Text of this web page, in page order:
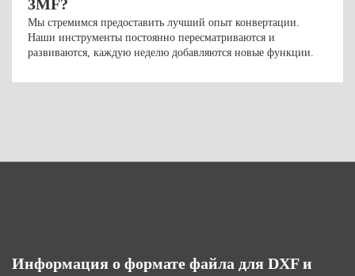
3MF?
Мы стремимся предоставить лучший опыт конвертации.
Наши инструменты постоянно пересматриваются и
развиваются, каждую неделю добавляются новые функции.
Информация о формате файла для DXF и